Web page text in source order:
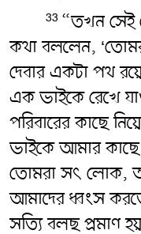
33 “তখন সেই
কথা বললেন,
দেবার একটা পথ
এক ভাইকে রেখে
পরিবারের কাছে
ভাইকে আমার
তোমরা সৎ‌ লোক,
আমাদের ধ্বংস
সত্যি বলছ প্রমাণ